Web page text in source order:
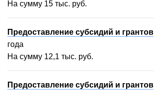
На сумму 15 тыс. руб.
Предоставление субсидий и грантов
года
На сумму 12,1 тыс. руб.
Предоставление субсидий и грантов